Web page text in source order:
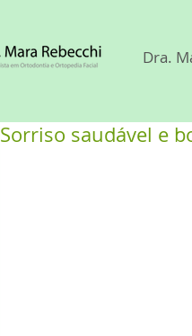
Dra.
Sorriso saudável e